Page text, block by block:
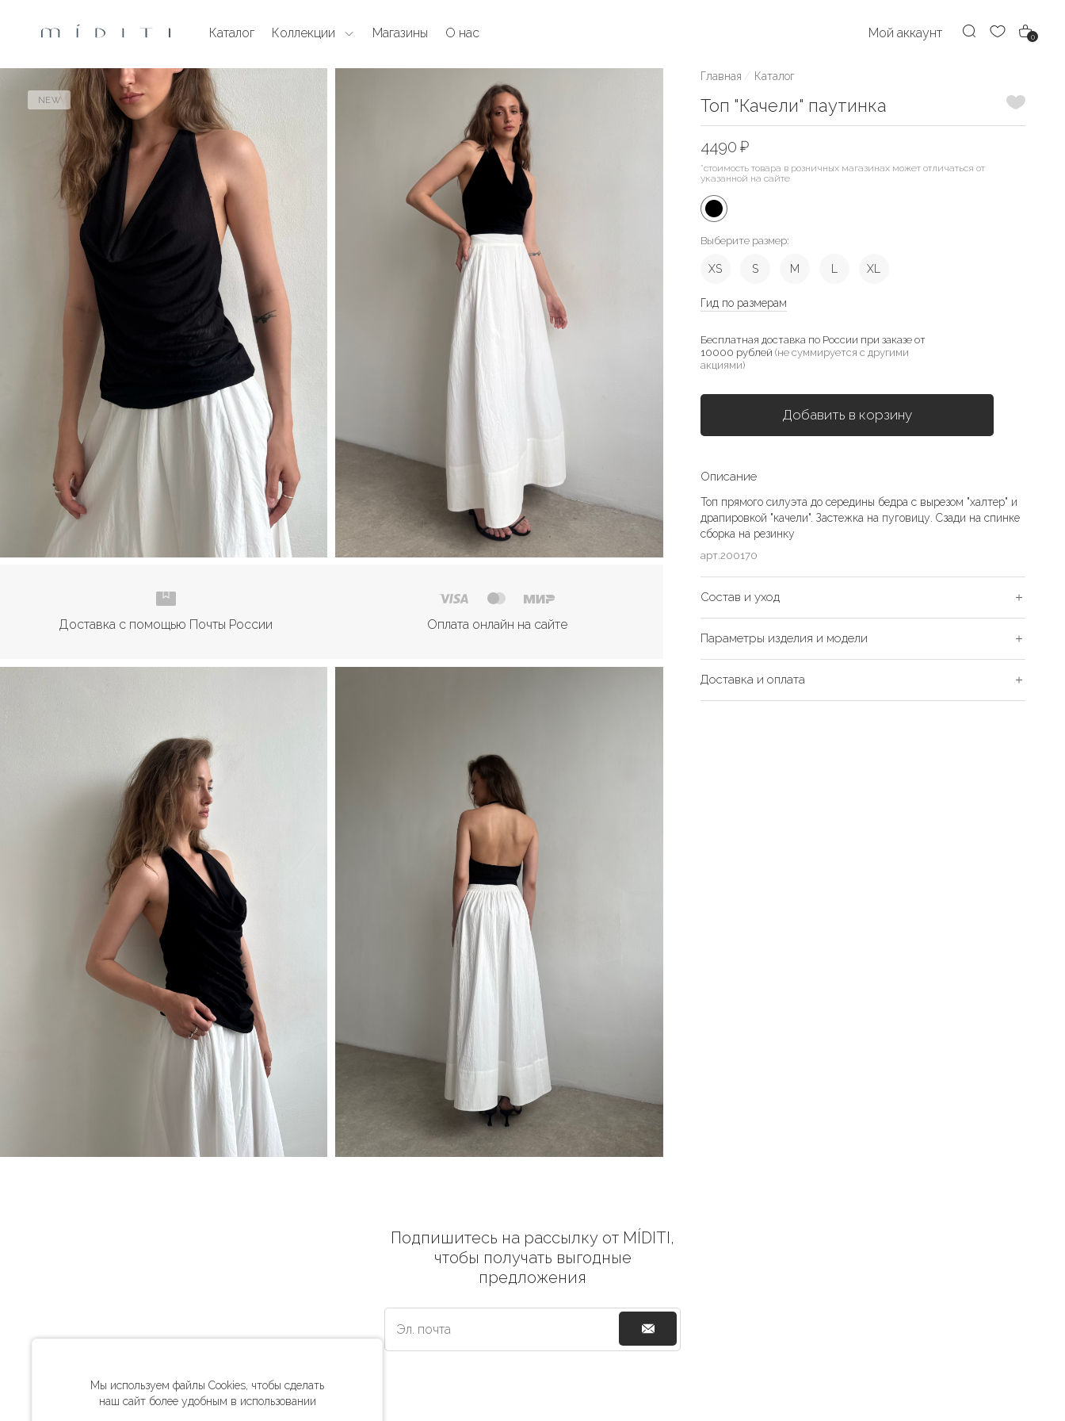
Каталог Коллекции Магазины О нас Мой аккаунт 0
NEW
Доставка с помощью Почты России Оплата онлайн на сайте
Главная Каталог
Топ "Качели" паутинка
4490 ₽
*стоимость товара в розничных магазинах может отличаться от
указанной на сайте
Выберите размер:
XS S M L XL
Гид по размерам
Бесплатная доставка по России при заказе от
10000 рублей (не суммируется с другими
акциями)
Добавить в корзину
Описание
Топ прямого силуэта до середины бедра с вырезом "халтер" и
драпировкой "качели". Застежка на пуговицу. Сзади на спинке
сборка на резинку
арт.200170
Состав и уход
Параметры изделия и модели
Доставка и оплата
Подпишитесь на рассылку от MÍDITI,
чтобы получать выгодные
предложения
Мы используем файлы Cookies, чтобы сделать
наш сайт более удобным в использовании